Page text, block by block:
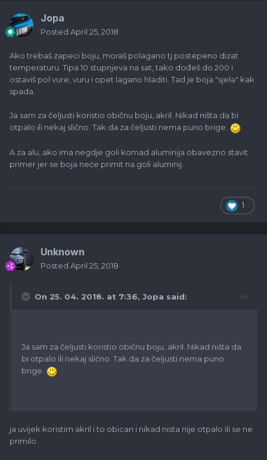
Jopa
Posted April 25, 2018
Ako trebaš zapeci boju, moraš polagano tj postepeno dizat
temperaturu. Tipa 10 stupnjeva na sat, tako dođeš do 200 i
ostaviš pol vure, vuru i opet lagano hladiti. Tad je boja "sjela" kak
spada.
Ja sam za čeljusti koristio običnu boju, akril. Nikad ništa da bi
otpalo ili nekaj slično. Tak da za čeljusti nema puno brige.
A za alu, ako ima negdje goli komad aluminija obavezno stavit
primer jer se boja neće primit na goli aluminij.
1
Unknown
Posted April 25, 2018
On 25. 04. 2018. at 7:36, Jopa said:
Ja sam za čeljusti koristio običnu boju, akril. Nikad ništa da
bi otpalo ili nekaj slično. Tak da za čeljusti nema puno
brige.
ja uvijek koristim akril i to obican i nikad nista nije otpalo ili se ne
primilo.